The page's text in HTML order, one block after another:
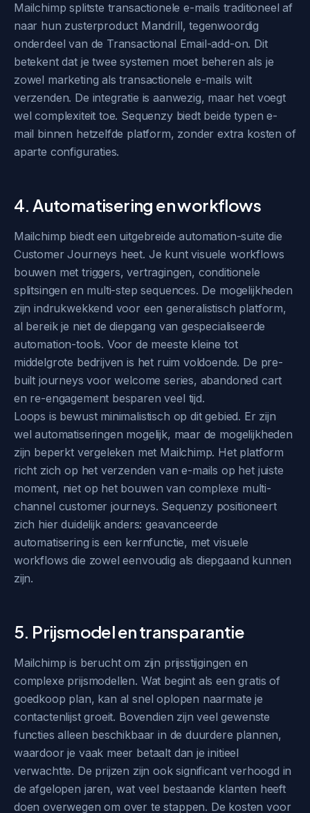
Mailchimp splitste transactionele e-mails traditioneel af
naar hun zusterproduct Mandrill, tegenwoordig
onderdeel van de Transactional Email-add-on. Dit
betekent dat je twee systemen moet beheren als je
zowel marketing als transactionele e-mails wilt
verzenden. De integratie is aanwezig, maar het voegt
wel complexiteit toe. Sequenzy biedt beide typen e-
mail binnen hetzelfde platform, zonder extra kosten of
aparte configuraties.
4. Automatisering en workflows
Mailchimp biedt een uitgebreide automation-suite die
Customer Journeys heet. Je kunt visuele workflows
bouwen met triggers, vertragingen, conditionele
splitsingen en multi-step sequences. De mogelijkheden
zijn indrukwekkend voor een generalistisch platform,
al bereik je niet de diepgang van gespecialiseerde
automation-tools. Voor de meeste kleine tot
middelgrote bedrijven is het ruim voldoende. De pre-
built journeys voor welcome series, abandoned cart
en re-engagement besparen veel tijd.
Loops is bewust minimalistisch op dit gebied. Er zijn
wel automatiseringen mogelijk, maar de mogelijkheden
zijn beperkt vergeleken met Mailchimp. Het platform
richt zich op het verzenden van e-mails op het juiste
moment, niet op het bouwen van complexe multi-
channel customer journeys. Sequenzy positioneert
zich hier duidelijk anders: geavanceerde
automatisering is een kernfunctie, met visuele
workflows die zowel eenvoudig als diepgaand kunnen
zijn.
5. Prijsmodel en transparantie
Mailchimp is berucht om zijn prijsstijgingen en
complexe prijsmodellen. Wat begint als een gratis of
goedkoop plan, kan al snel oplopen naarmate je
contactenlijst groeit. Bovendien zijn veel gewenste
functies alleen beschikbaar in de duurdere plannen,
waardoor je vaak meer betaalt dan je initieel
verwachtte. De prijzen zijn ook significant verhoogd in
de afgelopen jaren, wat veel bestaande klanten heeft
doen overwegen om over te stappen. De kosten voor